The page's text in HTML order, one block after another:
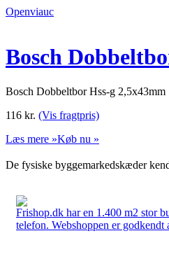
Openviauc
Bosch
Bosch Dobbeltbor Hss-g
116 kr. (Vis fragtpris)
Læs mere »Køb nu »
De fysiske byggemarkedskæder
Frishop.dk har en 1.400 m2 stor
telefon. Webshoppen er